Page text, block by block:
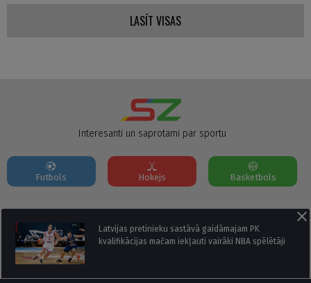
LASĪT VISAS
Latvijas pretinieku sastāvā gaidāmajam PK
kvalifikācijas mačam iekļauti vairāki NBA spēlētāji
Interesanti un saprotami par sportu
Futbols Hokejs Basketbols
Par mums Reklāmas Parametri Kontakti
Seko mums: